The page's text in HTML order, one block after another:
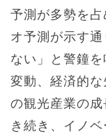
予測が多勢を
オ予測が示す
ない」と警鐘
変動、経済的
の観光産業の成
き続き、イノ